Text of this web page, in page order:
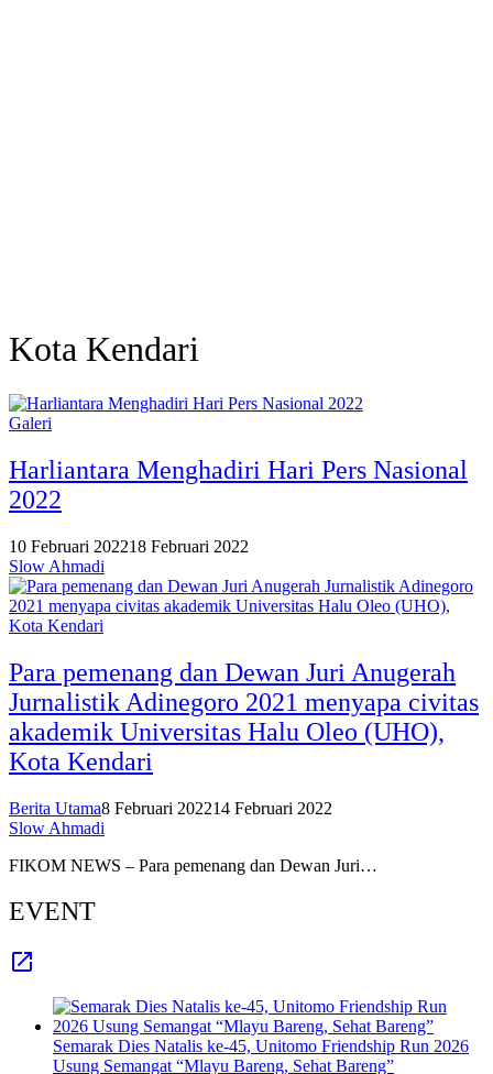
Kota Kendari
Galeri
Harliantara Menghadiri Hari Pers Nasional
2022
10 Februari 202218 Februari 2022
Slow Ahmadi
Para pemenang dan Dewan Juri Anugerah
Jurnalistik Adinegoro 2021 menyapa civitas
akademik Universitas Halu Oleo (UHO),
Kota Kendari
Berita Utama8 Februari 202214 Februari 2022
Slow Ahmadi
FIKOM NEWS – Para pemenang dan Dewan Juri…
EVENT
Semarak Dies Natalis ke-45, Unitomo Friendship Run 2026
Usung Semangat “Mlayu Bareng, Sehat Bareng”